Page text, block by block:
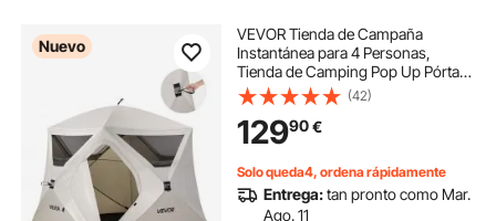
Nuevo
VEVOR Tienda de Campaña
Instantánea para 4 Personas,
Tienda de Camping Pop Up Pórtatil,
con Ventanas Grandes de Malla,
Bolsa de Transporte, para
Acampada al Aire Libre de Familia
Amigos, Color Beige
(42)
12990€
Solo queda4, ordena rápidamente
Entrega:tan pronto como Mar.
Ago. 11